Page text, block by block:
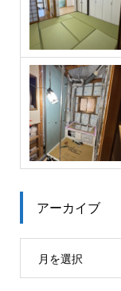
アーカイブ
月を選択